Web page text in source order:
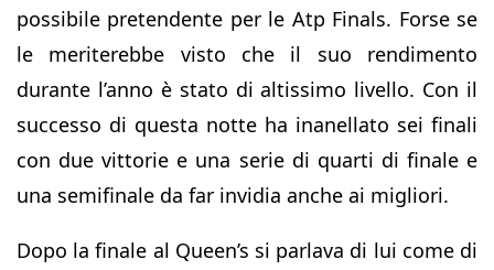
possibile pretendente per le Atp Finals. Forse se
le meriterebbe visto che il suo rendimento
durante l’anno è stato di altissimo livello. Con il
successo di questa notte ha inanellato sei finali
con due vittorie e una serie di quarti di finale e
una semifinale da far invidia anche ai migliori.
Dopo la finale al Queen’s si parlava di lui come di